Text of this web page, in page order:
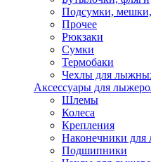
Подсумки, мешки,
Прочее
Рюкзаки
Сумки
Термобаки
Чехлы для
Аксессуары для
Шлемы
Колеса
Крепления
Наконечники для
Подшипники